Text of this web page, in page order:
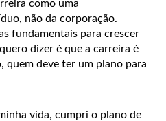
como uma
não da corporação.
fundamentais para crescer
dizer é que a carreira é
quem deve ter um plano para
vida, cumpri o plano de